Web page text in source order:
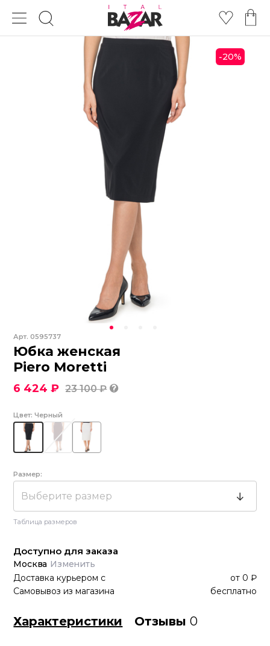
-20%
Арт.0595737
Юбка женская
Piero Moretti
6 424 ₽ 23 100 ₽
Цвет: Черный
Размер:
Выберите размер
Таблица размеров
Доступно для заказа
Москва Изменить
Доставка курьером с от 0 ₽
Самовывоз из магазина
бесплатно
Характеристики Отзывы0